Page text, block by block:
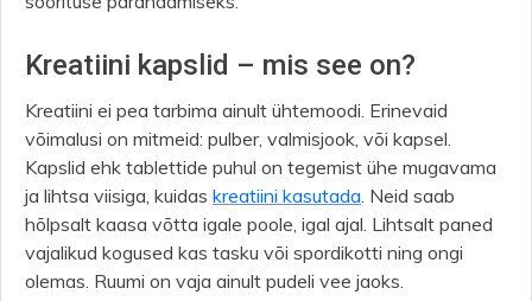
Kreatiini kapslid – mis see on?
Kreatiini ei pea tarbima ainult ühtemoodi. Erinevaid
võimalusi on mitmeid: pulber, valmisjook, või kapsel.
Kapslid ehk tablettide puhul on tegemist ühe mugavama
ja lihtsa viisiga, kuidas kreatiini kasutada . Neid saab
hõlpsalt kaasa võtta igale poole, igal ajal. Lihtsalt paned
vajalikud kogused kas tasku või spordikotti ning ongi
olemas. Ruumi on vaja ainult pudeli vee jaoks.